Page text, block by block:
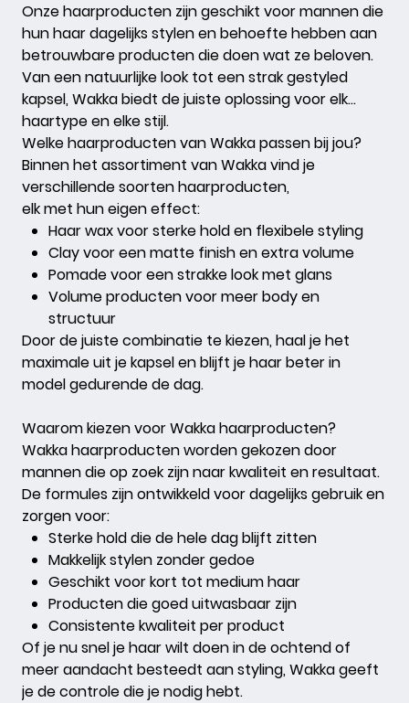
Onze haarproducten zijn geschikt voor mannen die
hun haar dagelijks stylen en behoefte hebben aan
betrouwbare producten die doen wat ze beloven.
Van een natuurlijke look tot een strak gestyled
kapsel, Wakka biedt de juiste oplossing voor elk
haartype en elke stijl.
Welke haarproducten van Wakka passen bij jou?
Binnen het assortiment van Wakka vind je
verschillende soorten haarproducten,
elk met hun eigen effect:
Haar waxvoor sterke hold en flexibele styling
Clayvoor een matte finish en extra volume
Pomadevoor een strakke look met glans
Volume productenvoor meer body en
structuur
Door de juiste combinatie te kiezen, haal je het
maximale uit je kapsel en blijft je haar beter in
model gedurende de dag.
Waarom kiezen voor Wakka haarproducten?
Wakka haarproducten worden gekozen door
mannen die op zoek zijn naar kwaliteit en resultaat.
De formules zijn ontwikkeld voor dagelijks gebruik en
zorgen voor:
Sterke hold die de hele dag blijft zitten
Makkelijk stylen zonder gedoe
Geschikt voor kort tot medium haar
Producten die goed uitwasbaar zijn
Consistente kwaliteit per product
Of je nu snel je haar wilt doen in de ochtend of
meer aandacht besteedt aan styling, Wakka geeft
je de controle die je nodig hebt.